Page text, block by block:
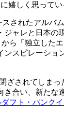
嬉しく思ってい
スされたアル
ャレと日本
ら「独立した
スピレーシ
されてしま
合い、新たな
ダフト・パンク